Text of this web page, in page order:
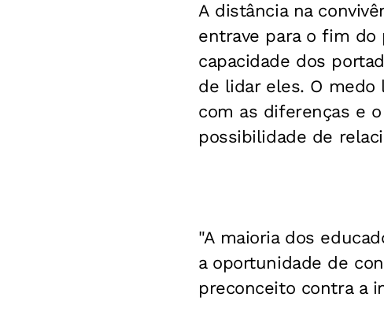
A distância na
entrave para o fim do
capacidade dos
de lidar eles. O medo
com as diferenças e
possibilidade de
"A maioria dos
a oportunidade de
preconceito contra a